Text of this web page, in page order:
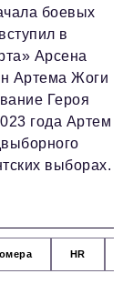
боевых
в
Арсена
Артема Жоги
Героя
года Артем
выборах.
HR